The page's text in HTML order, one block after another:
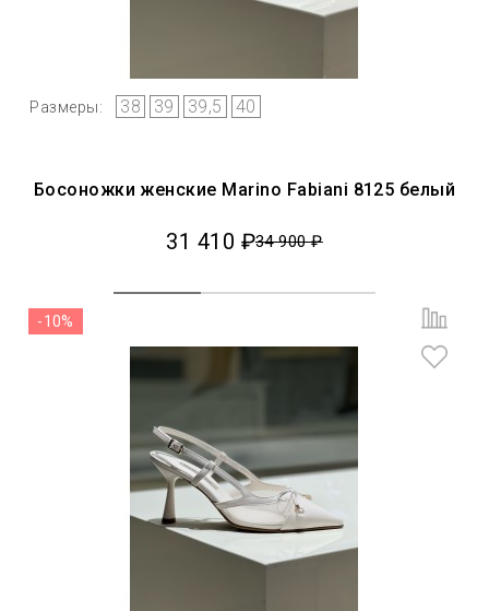
Размеры: 38 39 39,5 40
Босоножки женские Marino Fabiani 8125 белый
31 410 ₽34 900 ₽
-10%